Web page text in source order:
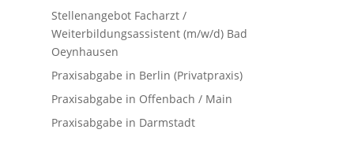
Stellenangebot Facharzt /
Weiterbildungsassistent (m/w/d) Bad
Oeynhausen
Praxisabgabe in Berlin (Privatpraxis)
Praxisabgabe in Offenbach / Main
Praxisabgabe in Darmstadt